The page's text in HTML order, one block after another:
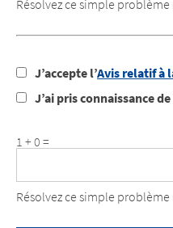
Résolvez ce simple
J’accepte l’Avis relatif à
J’ai pris connaissance
1 + 0 =
Résolvez ce simple